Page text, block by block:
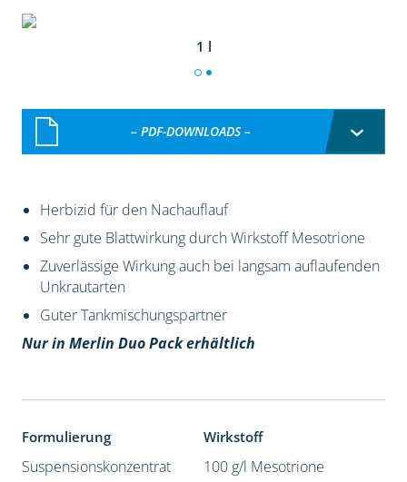
1 l
– PDF-DOWNLOADS –
Herbizid für den Nachauflauf
Sehr gute Blattwirkung durch Wirkstoff Mesotrione
Zuverlässige Wirkung auch bei langsam auflaufenden
Unkrautarten
Guter Tankmischungspartner
Nur in Merlin Duo Pack erhältlich
Formulierung
Suspensionskonzentrat
Wirkstoff
100 g/l Mesotrione